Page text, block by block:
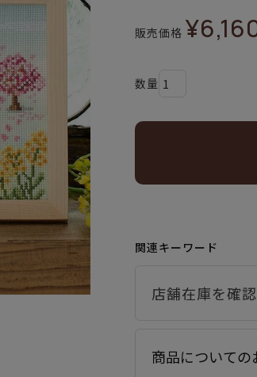
販売価格 ¥
関連キーワード
商品についての